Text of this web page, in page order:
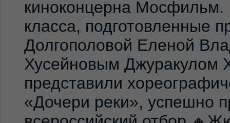
киноконцерна Мосфильм.
класса, подготовленные
Долгополовой Еленой
Хусейновым Джуракулом
представили
«Дочери реки», успешно